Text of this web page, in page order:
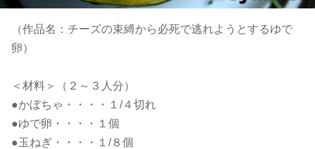
（作品名：チーズの束縛から必死で逃れようとするゆで
卵）
＜材料＞（２～３人分）
●かぼちゃ・・・・１/４切れ
●ゆで卵・・・・１個
●玉ねぎ・・・・１/８個